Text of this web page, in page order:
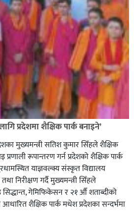
भिड्ने !
स्थान ल्याएकोमा जनमत नेताद्वय
प्रदेशमा शैक्षिक पार्क बनाइने’
मुख्यमन्त्री सतिश कुमार सिँहले शैक्षिक
रूपान्तरण गर्न प्रदेशको शैक्षिक पार्क
याज्ञवल्क्य संस्कृत विद्यालय
निरीक्षण गर्दै मुख्यमन्त्री सिँहले
सिद्धान्त, गेमिफिकेसन र २१ औँ शताब्दीको
आधारित शैक्षिक पार्क मधेश प्रदेशका सन्दर्भमा